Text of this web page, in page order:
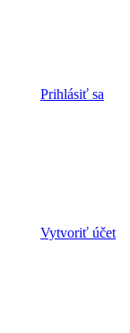
Prihlásiť sa
Vytvoriť účet